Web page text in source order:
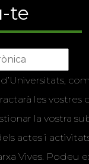
te
les vostres
la vostra
actes i
Vives. Podeu